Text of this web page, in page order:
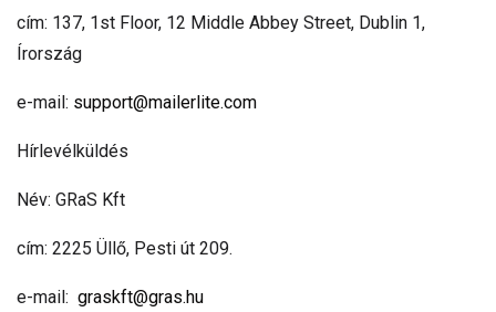
cím: 137, 1st Floor, 12 Middle Abbey Street, Dublin 1,
Írország
e-mail: support@mailerlite.com
Hírlevélküldés
Név: GRaS Kft
cím: 2225 Üllő, Pesti út 209.
e-mail: graskft@gras.hu